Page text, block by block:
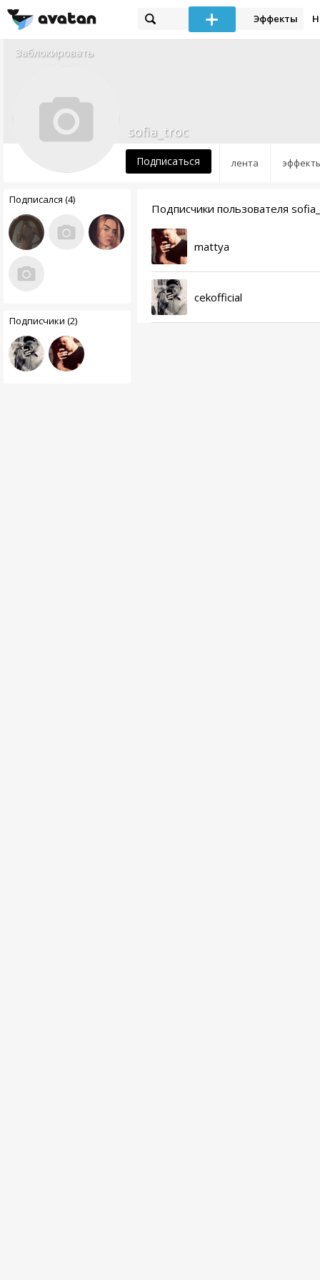
Эффекты
Заблокировать
лента
sofia_troc
Подписаться
Подписался (4)
Подписчики (2)
Подписчики пользователя
mattya
cekofficial